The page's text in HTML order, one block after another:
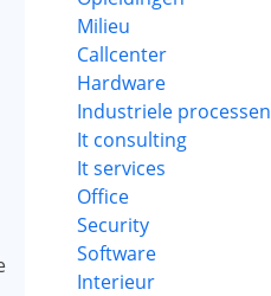
Milieu
Callcenter
Hardware
Industriele processen
It consulting
It services
Office
Security
Software
Interieur